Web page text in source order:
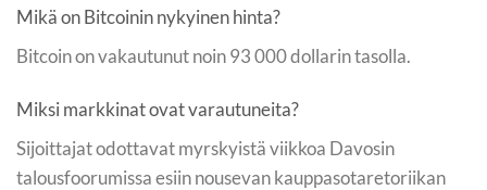
Mikä on Bitcoinin nykyinen hinta?
Bitcoin on vakautunut noin 93 000 dollarin tasolla.
Miksi markkinat ovat varautuneita?
Sijoittajat odottavat myrskyistä viikkoa Davosin
talousfoorumissa esiin nousevan kauppasotaretoriikan